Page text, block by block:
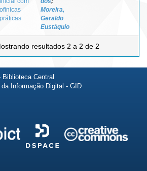
ofinicas
práticas
Moreira,
Geraldo
Eustáquio
resultados 2 a 2 de 2
Central
Informação Digital - GID